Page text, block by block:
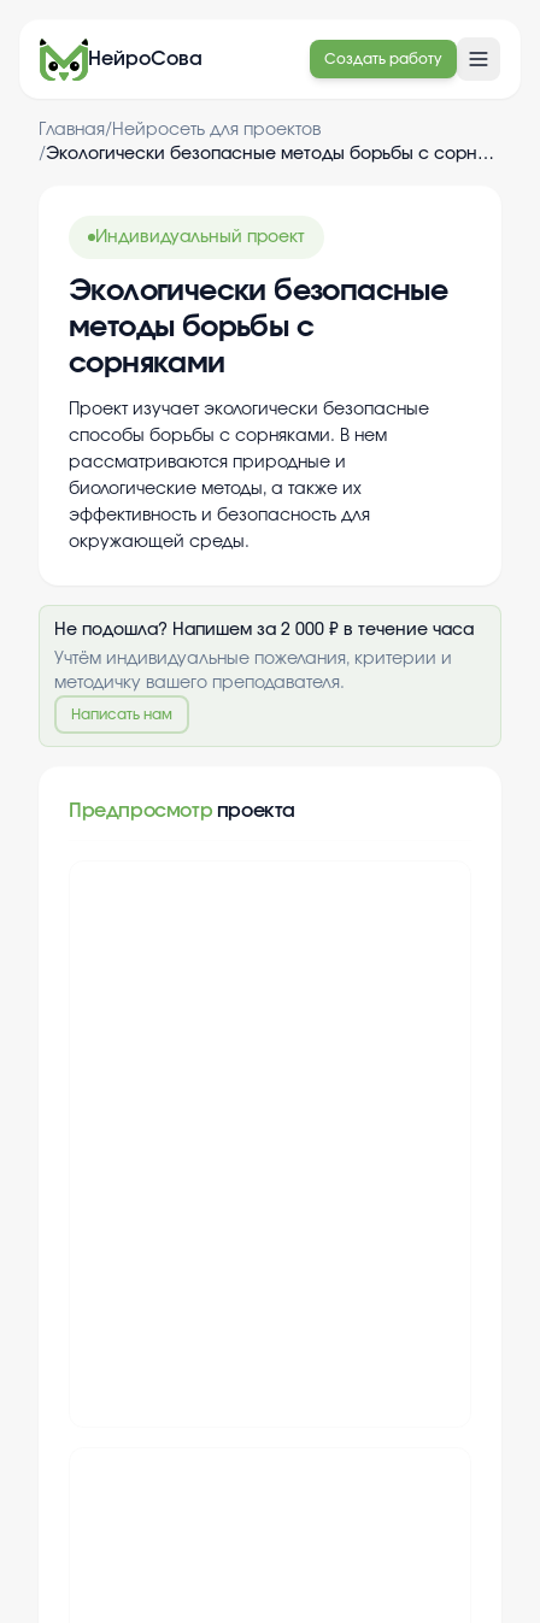
НейроСова Создать работу
Главная/ Нейросеть для проектов
/
Экологически безопасные методы борьбы с сорняками
Индивидуальный проект
Экологически безопасные
методы борьбы с
сорняками
Проект изучает экологически безопасные
способы борьбы с сорняками. В нем
рассматриваются природные и
биологические методы, а также их
эффективность и безопасность для
окружающей среды.
Не подошла? Напишем за 2 000 ₽ в течение часа
Учтём индивидуальные пожелания, критерии и
методичку вашего преподавателя.
Написать нам
Предпросмотр проекта